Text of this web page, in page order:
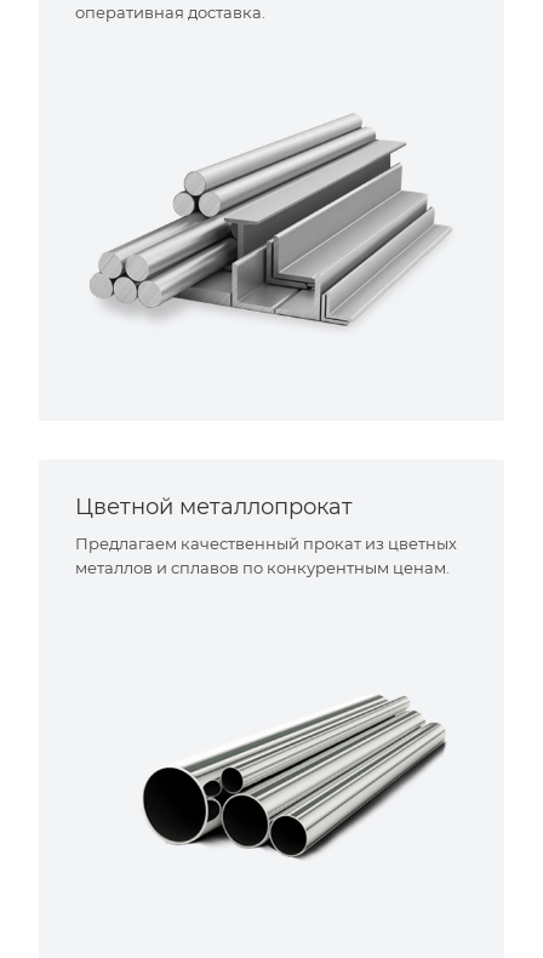
оперативная доставка.
Цветной металлопрокат
Предлагаем качественный прокат из цветных
металлов и сплавов по конкурентным ценам.